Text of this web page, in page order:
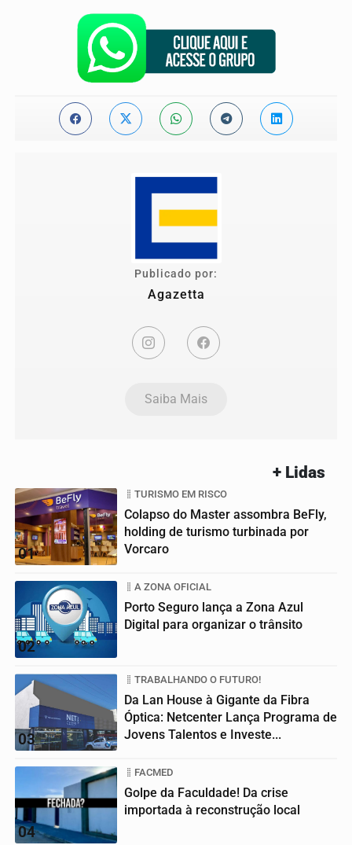
Publicado por:
Agazetta
Saiba Mais
+ Lidas
01
TURISMO EM RISCO
Colapso do Master assombra BeFly,
holding de turismo turbinada por
Vorcaro
02
A ZONA OFICIAL
Porto Seguro lança a Zona Azul
Digital para organizar o trânsito
03
TRABALHANDO O FUTURO!
Da Lan House à Gigante da Fibra
Óptica: Netcenter Lança Programa de
Jovens Talentos e Investe...
04
FACMED
Golpe da Faculdade! Da crise
importada à reconstrução local